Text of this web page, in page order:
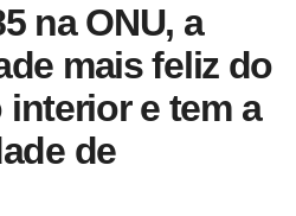
na ONU, a
mais feliz do
e tem a
de